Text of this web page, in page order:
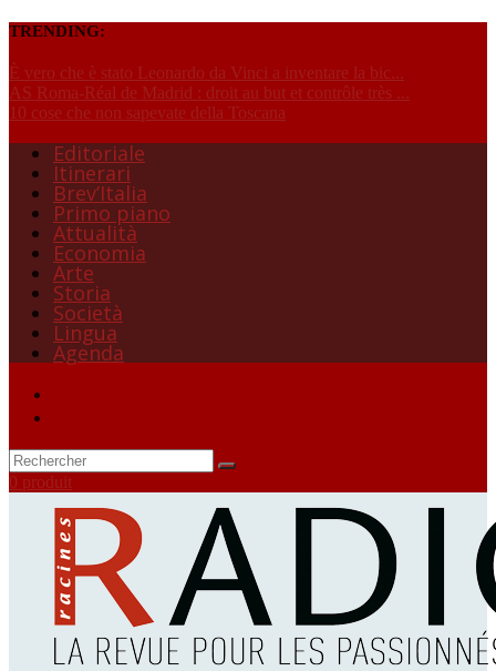
TRENDING:
È vero che è stato Leonardo da Vinci a inventare la bic...
AS Roma-Réal de Madrid : droit au but et contrôle très ...
10 cose che non sapevate della Toscana
Editoriale
Itinerari
Brev’Italia
Primo piano
Attualità
Economia
Arte
Storia
Società
Lingua
Agenda
0 produit